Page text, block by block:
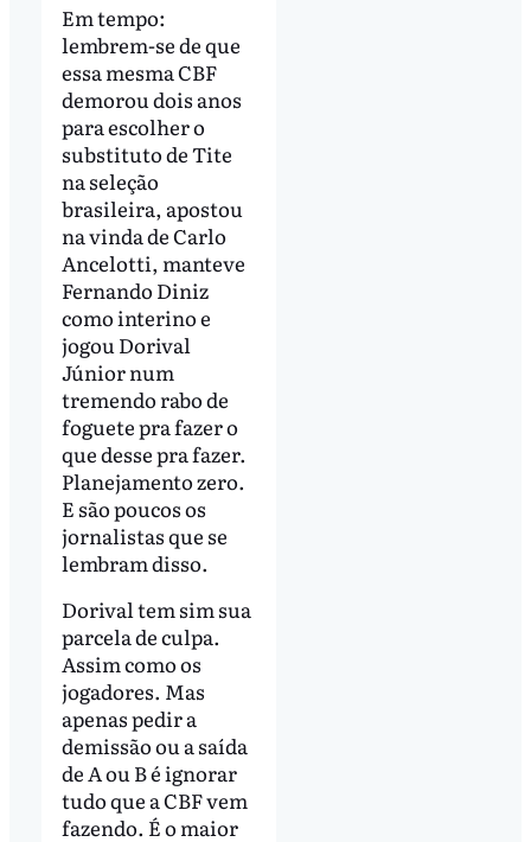
Em tempo:
lembrem-se de que
essa mesma CBF
demorou dois anos
para escolher o
substituto de Tite
na seleção
brasileira, apostou
na vinda de Carlo
Ancelotti, manteve
Fernando Diniz
como interino e
jogou Dorival
Júnior num
tremendo rabo de
foguete pra fazer o
que desse pra fazer.
Planejamento zero.
E são poucos os
jornalistas que se
lembram disso.
Dorival tem sim sua
parcela de culpa.
Assim como os
jogadores. Mas
apenas pedir a
demissão ou a saída
de A ou B é ignorar
tudo que a CBF vem
fazendo. É o maior